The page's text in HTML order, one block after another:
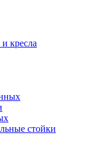
кресла
стойки